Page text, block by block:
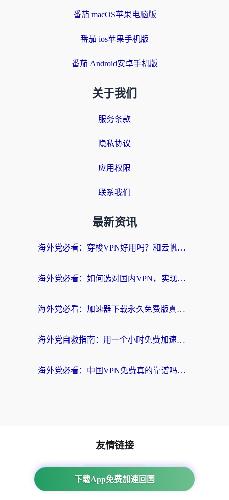
番茄 macOS苹果电脑版
番茄 ios苹果手机版
番茄 Android安卓手机版
关于我们
服务条款
隐私协议
应用权限
联系我们
最新资讯
海外党必看：穿梭VPN好用吗？和云帆VPN对比哪个回国效果更好？附真实测评+避坑指南
海外党必看：如何选对国内VPN，实现无缝访问国内资源？
海外党必看：加速器下载永久免费版真的存在吗？教你无缝访问国内资源的正确姿势
海外党自救指南：用一个小时免费加速器，轻松打破国内资源访问壁垒？
海外党必看：中国VPN免费真的靠谱吗？手把手教你选对回国加速器
下载App免费加速回国
友情链接
番茄加速器